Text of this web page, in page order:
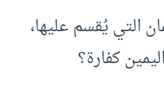
التي يُقسم عليها،
كفارة؟